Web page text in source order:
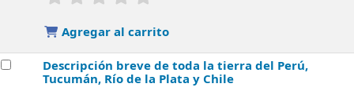
Agregar al carrito
Descripción breve de toda la tierra del Perú,
Tucumán, Río de la Plata y Chile